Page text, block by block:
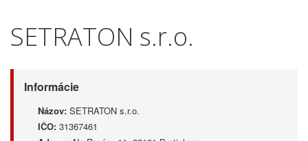
SETRATON s.r.o.
Informácie
Názov: SETRATON s.r.o.
IČO: 31367461